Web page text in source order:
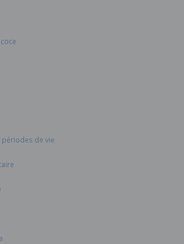
périodes de vie